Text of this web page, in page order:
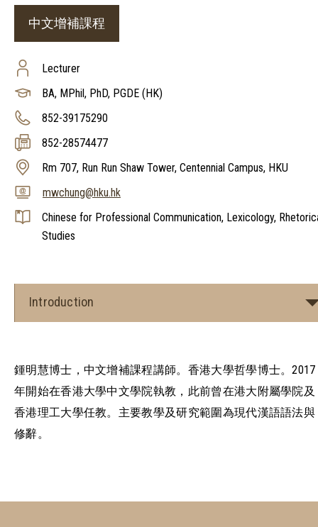
中文增補課程
Lecturer
BA, MPhil, PhD, PGDE (HK)
852-39175290
852-28574477
Rm 707, Run Run Shaw Tower, Centennial Campus, HKU
mwchung@hku.hk
Chinese for Professional Communication, Lexicology,
Studies
Introduction
鍾明慧博士，中文增補課程講師。香港大學哲學博士。2017
年開始在香港大學中文學院執教，此前曾在港大附屬學院及
香港理工大學任教。主要教學及研究範圍為現代漢語語法與
修辭。